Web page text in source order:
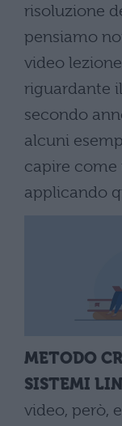
risoluzione
pensiamo
video
riguardante
secondo
alcuni
capire
applicando
METODO
SISTEMI
video, però,